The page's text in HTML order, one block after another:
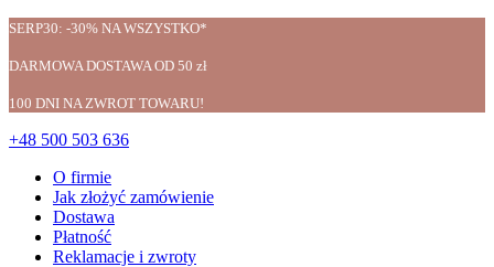
SERP30: -30% NA WSZYSTKO*
DARMOWA DOSTAWA OD 50 zł
100 DNI NA ZWROT TOWARU!
+48 500 503 636
O firmie
Jak złożyć zamówienie
Dostawa
Płatność
Reklamacje i zwroty